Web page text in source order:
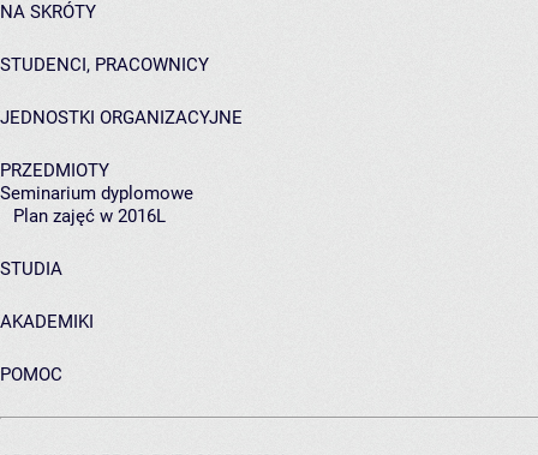
NA SKRÓTY
STUDENCI, PRACOWNICY
JEDNOSTKI ORGANIZACYJNE
PRZEDMIOTY
Seminarium dyplomowe
Plan zajęć w 2016L
STUDIA
AKADEMIKI
POMOC